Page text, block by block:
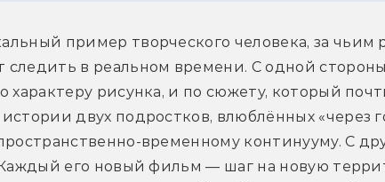
пример творческого человека, за чьим
в реальном времени. С одной
характеру рисунка, и по сюжету, который
двух подростков, влюблённых «через
временному континууму. С
его новый фильм — шаг на новую